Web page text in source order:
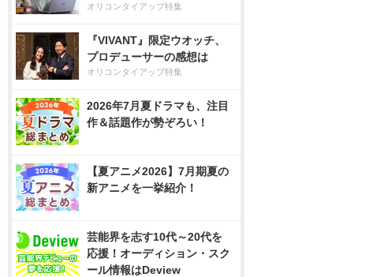
オリコンタイアップ特集
『VIVANT』限定ウオッチ、
プロデューサーの感想は
オリコンタイアップ特集
2026年7月夏ドラマも、注目
作＆話題作が勢ぞろい！
【夏アニメ2026】7月期夏の
新アニメを一挙紹介！
芸能界を志す10代～20代を
応援！オーディション・スク
ール情報はDeview